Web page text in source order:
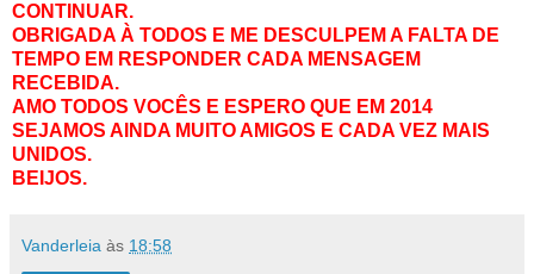
CONTINUAR.
OBRIGADA À TODOS E ME DESCULPEM A FALTA DE
TEMPO EM RESPONDER CADA MENSAGEM
RECEBIDA.
AMO TODOS VOCÊS E ESPERO QUE EM 2014
SEJAMOS AINDA MUITO AMIGOS E CADA VEZ MAIS
UNIDOS.
BEIJOS.
Vanderleia às 18:58